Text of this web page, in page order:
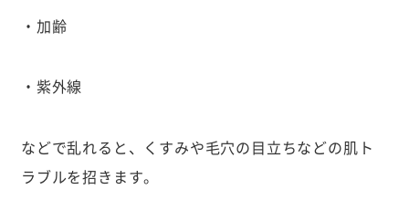
・加齢
・紫外線
などで乱れると、くすみや毛穴の目立ちなどの肌ト
ラブルを招きます。